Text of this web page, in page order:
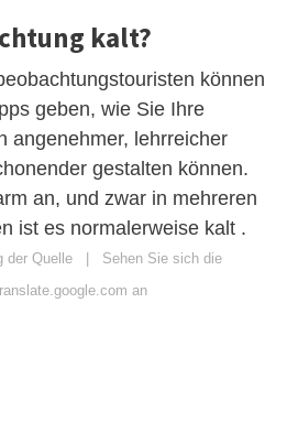
kalt?
können
geben, wie Sie Ihre
angenehmer, lehrreicher
gestalten können.
an, und zwar in mehreren
ist es normalerweise kalt .
der Quelle | Sehen Sie sich die
an